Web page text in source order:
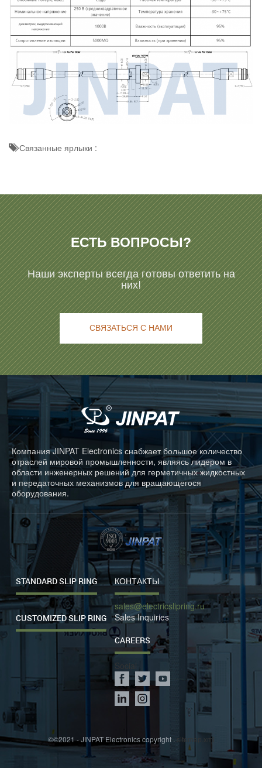
Связанные ярлыки :
ЕСТЬ ВОПРОСЫ?
Наши эксперты всегда готовы ответить на
них!
СВЯЗАТЬСЯ С НАМИ
Компания JINPAT Electronics снабжает большое количество
отраслей мировой промышленности, являясь лидером в
области инженерных решений для герметичных жидкостных
и передаточных механизмов для вращающегося
оборудования.
STANDARD SLIP RING
CUSTOMIZED SLIP RING
КОНТАКТЫ
sales@electricslipring.ru
Sales Inquiries
CAREERS
Social
©©2021 - JINPAT Electronics copyright . sitemap.xml